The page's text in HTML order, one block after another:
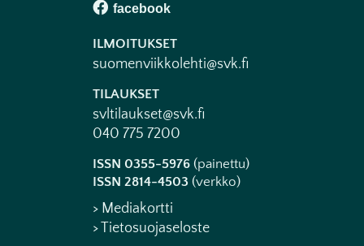
ILMOITUKSET
suomenviikkolehti@svk.fi
TILAUKSET
svltilaukset@svk.fi
040 775 7200
ISSN 0355-5976 (painettu)
ISSN 2814-4503 (verkko)
> Mediakortti
> Tietosuojaseloste